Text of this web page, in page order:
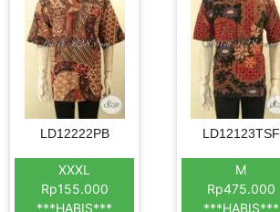
LD12222PB
XXXL
Rp155.000
***HABIS***
LD12123TSF
M
Rp475.000
***HABIS***